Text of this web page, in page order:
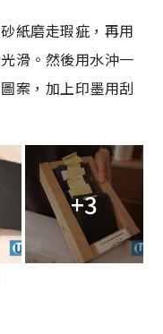
紙磨走瑕疵，再用
滑。然後用水沖一
案，加上印墨用刮
+3